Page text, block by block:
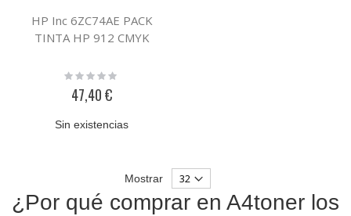
HP Inc 6ZC74AE PACK
TINTA HP 912 CMYK
Rating:
47,40 €
Sin existencias
Mostrar
¿Por qué comprar en A4toner los